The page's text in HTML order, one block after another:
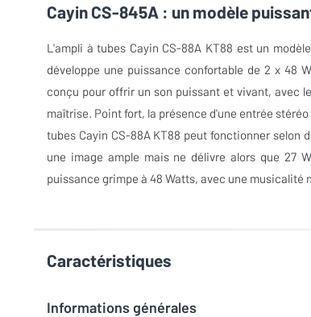
Cayin CS-845A : un modèle
L'ampli à tubes Cayin CS-88A KT88 est un
développe une puissance confortable de 2 x 48
conçu pour offrir un son puissant et vivant, avec
maîtrise. Point fort, la présence d'une entrée
tubes Cayin CS-88A KT88 peut fonctionner selon
une image ample mais ne délivre alors que 27
puissance grimpe à 48 Watts, avec une
Caractéristiques
Informations générales